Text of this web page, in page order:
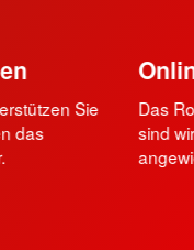
Sie
das
Das
sind